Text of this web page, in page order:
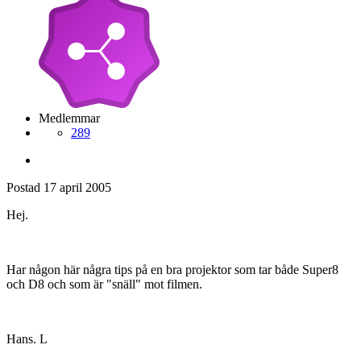
Medlemmar
289
Postad 17 april 2005
Hej.
Har någon här några tips på en bra projektor som tar både Super8
och D8 och som är "snäll" mot filmen.
Hans. L